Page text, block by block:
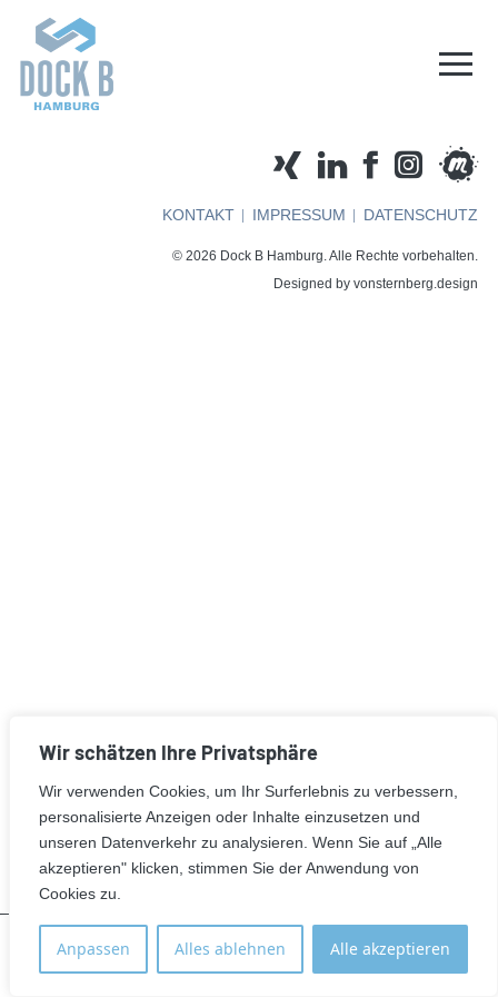
Wir schätzen Ihre Privatsphäre
Wir verwenden Cookies, um Ihr Surferlebnis zu verbessern,
personalisierte Anzeigen oder Inhalte einzusetzen und
unseren Datenverkehr zu analysieren. Wenn Sie auf „Alle
akzeptieren" klicken, stimmen Sie der Anwendung von
Cookies zu.
Anpassen Alles ablehnen Alle akzeptieren
KONTAKT IMPRESSUM DATENSCHUTZ
© 2026 Dock B Hamburg. Alle Rechte vorbehalten.
Designed by vonsternberg.design
Standort Anmelden E-Mail